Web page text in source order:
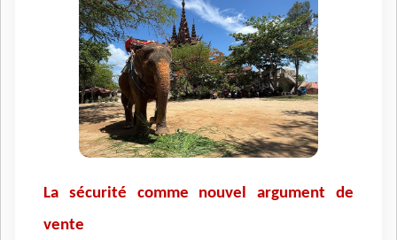
La sécurité comme nouvel argument de
vente